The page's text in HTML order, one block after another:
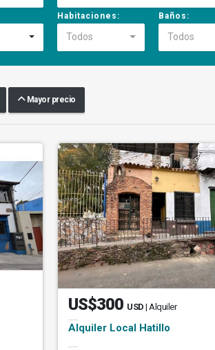
Habitaciones:
Todos
Baños:
Todos
Mayor precio
US$300 USD | Alquiler
Alquiler Local Hatillo